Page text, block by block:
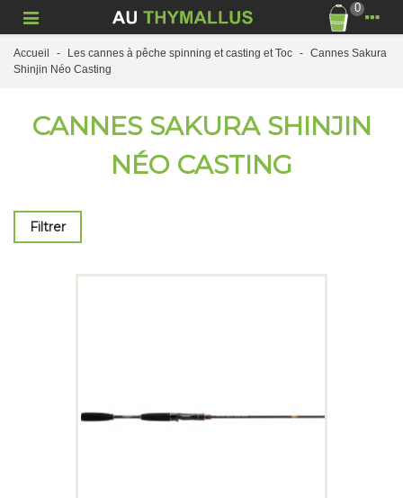
0
Accueil - Les cannes à pêche spinning et casting et Toc - Cannes Sakura
Shinjin Néo Casting
CANNES SAKURA SHINJIN
NÉO CASTING
Filtrer